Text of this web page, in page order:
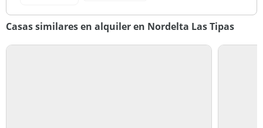
Casas similares en alquiler en Nordelta Las Tipas